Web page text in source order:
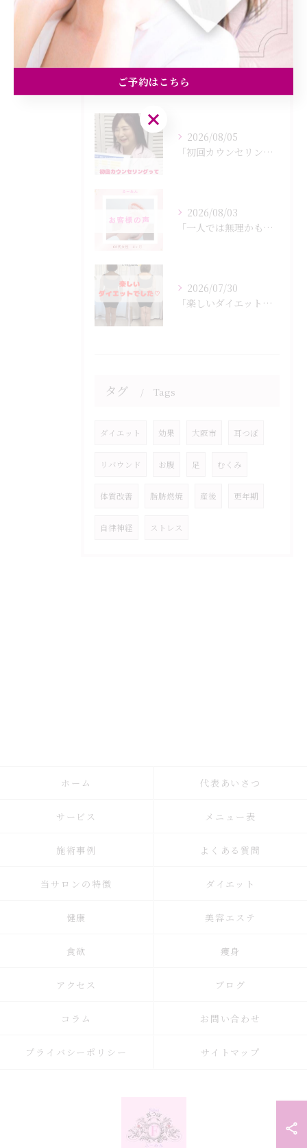
最近の投稿
2026/08/05
「初回カウンセリングでは何をするの？」
2026/08/03
「一人では無理かも…」
2026/07/30
「楽しいダイエットでした♡」
タグ Tags
ダイエット 効果 大阪市 耳つぼ
リバウンド お腹 足 むくみ
体質改善 脂肪燃焼 産後 更年期
自律神経 ストレス
ホーム 代表あいさつ
サービス メニュー表
施術事例 よくある質問
当サロンの特徴 ダイエット
健康 美容エステ
食欲 痩身
アクセス ブログ
コラム お問い合わせ
プライバシーポリシー サイトマップ
ご予約はこちら
ご予約はこちら